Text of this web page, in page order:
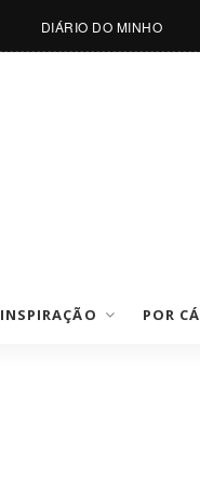
DIÁRIO DO MINHO
INSPIRAÇÃO POR CÁ